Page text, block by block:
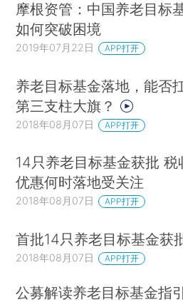
摩根资管：中国养老目标
如何突破困境
2019年07月22日 APP打开
养老目标基金落地，能否
第三支柱大旗？
2018年08月07日 APP打开
14只养老目标基金获批 税
优惠何时落地受关注
2018年08月07日 APP打开
首批14只养老目标基金获
2018年08月07日 APP打开
公募解读养老目标基金指